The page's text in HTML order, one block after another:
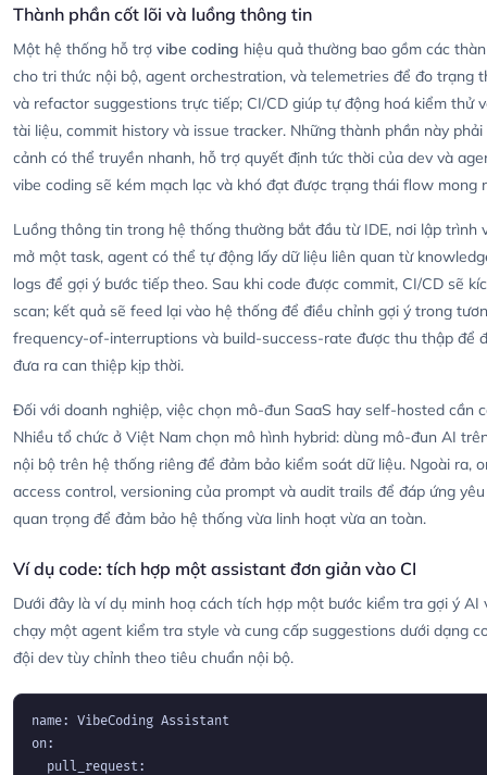
Thành phần cốt lõi và luồng thông tin
Một hệ thống hỗ trợ vibe coding hiệu quả thường bao gồm các
cho tri thức nội bộ, agent orchestration, và telemetries để đo trạng
và refactor suggestions trực tiếp; CI/CD giúp tự động hoá kiểm thử
tài liệu, commit history và issue tracker. Những thành phần này
cảnh có thể truyền nhanh, hỗ trợ quyết định tức thời của dev và
vibe coding sẽ kém mạch lạc và khó đạt được trạng thái flow mong
Luồng thông tin trong hệ thống thường bắt đầu từ IDE, nơi lập trình
mở một task, agent có thể tự động lấy dữ liệu liên quan từ
logs để gợi ý bước tiếp theo. Sau khi code được commit, CI/CD sẽ
scan; kết quả sẽ feed lại vào hệ thống để điều chỉnh gợi ý trong
frequency-of-interruptions và build-success-rate được thu thập để
đưa ra can thiệp kịp thời.
Đối với doanh nghiệp, việc chọn mô-đun SaaS hay self-hosted cần
Nhiều tổ chức ở Việt Nam chọn mô hình hybrid: dùng mô-đun AI
nội bộ trên hệ thống riêng để đảm bảo kiểm soát dữ liệu. Ngoài ra,
access control, versioning của prompt và audit trails để đáp ứng
quan trọng để đảm bảo hệ thống vừa linh hoạt vừa an toàn.
Ví dụ code: tích hợp một assistant đơn giản vào CI
Dưới đây là ví dụ minh hoạ cách tích hợp một bước kiểm tra gợi ý
chạy một agent kiểm tra style và cung cấp suggestions dưới dạng
đội dev tùy chỉnh theo tiêu chuẩn nội bộ.
name: VibeCoding Assistant
on:
  pull_request: